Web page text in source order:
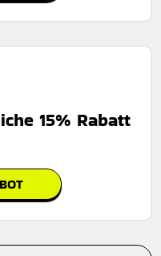
15% Rabatt